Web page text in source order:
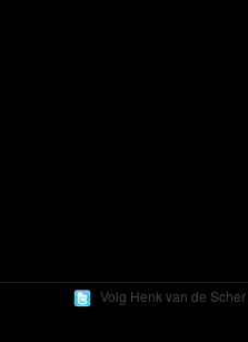
Volg Henk van de Scher